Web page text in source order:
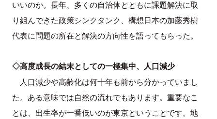
いいのか。長年、多くの自治体とともに課題解決に取
り組んできた政策シンクタンク、構想日本の加藤秀樹
代表に問題の所在と解決の方向性を語ってもらった。
◇高度成長の結末としての一極集中、人口減少
人口減少や高齢化は何十年も前から分かっていまし
た。ある意味では自然の流れでもあります。重要なこ
とは、出生率が一番低いのが東京ということです。地